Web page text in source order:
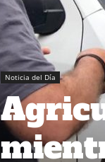
Noticia del Día